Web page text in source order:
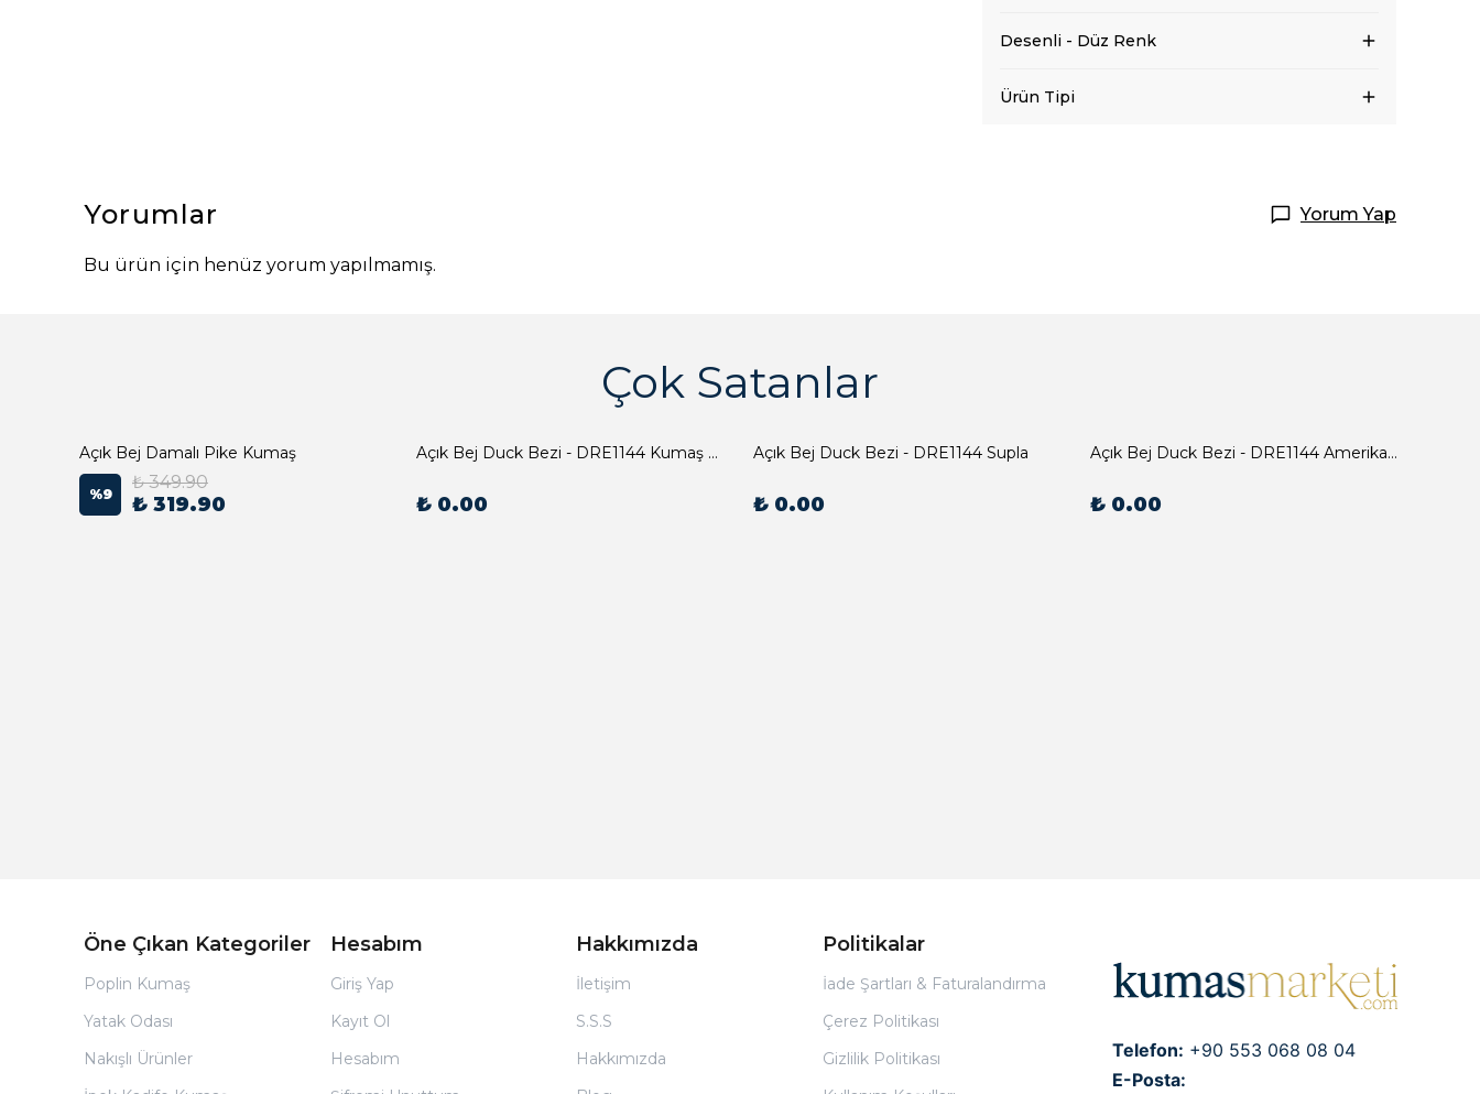
Desenli - Düz Renk
Ürün Tipi
Yorumlar Yorum Yap
Bu ürün için henüz yorum yapılmamış.
Çok Satanlar
Açık Bej Damalı Pike Kumaş
%9
₺ 349.90
₺ 319.90
Açık Bej Duck Bezi - DRE1144 Kumaş Peçete
₺ 0.00
Açık Bej Duck Bezi - DRE1144 Supla
₺ 0.00
Açık Bej Duck Bezi - DRE1144 Amerikan Servis
₺ 0.00
Öne Çıkan Kategoriler
Poplin Kumaş
Yatak Odası
Nakışlı Ürünler
Hesabım
Giriş Yap
Kayıt Ol
Hesabım
Hakkımızda
İletişim
S.S.S
Hakkımızda
Politikalar
İade Şartları & Faturalandırma
Çerez Politikası
Gizlilik Politikası
Telefon: +90 553 068 08 04
E-Posta: